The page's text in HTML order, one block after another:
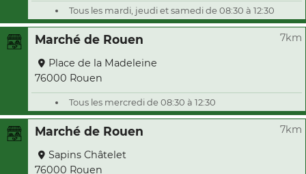
Tous les mardi, jeudi et samedi de 08:30 à 12:30
Marché de Rouen 7km
Place de la Madeleine
76000 Rouen
Tous les mercredi de 08:30 à 12:30
Marché de Rouen 7km
Sapins Châtelet
76000 Rouen